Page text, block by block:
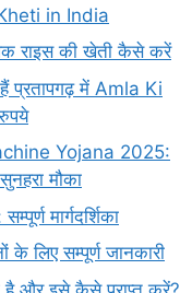
in India
राइस की खेती कैसे करें
प्रतापगढ़ में Amla Ki
Yojana 2025:
मौका
मार्गदर्शिका
के लिए सम्पूर्ण जानकारी